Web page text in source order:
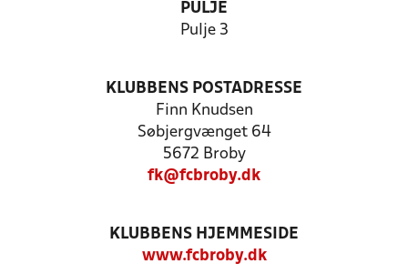
PULJE
Pulje 3
KLUBBENS POSTADRESSE
Finn Knudsen
Søbjergvænget 64
5672 Broby
fk@fcbroby.dk
KLUBBENS HJEMMESIDE
www.fcbroby.dk